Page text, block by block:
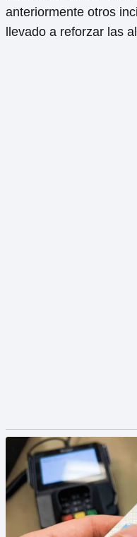
anteriormente otros
llevado a reforzar las